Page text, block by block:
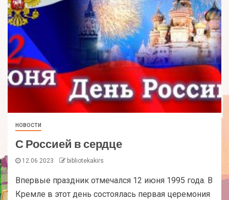
НОВОСТИ
С Россией в сердце
12.06.2023 bibliotekakirs
Впервые праздник отмечался 12 июня 1995 года. В
Кремле в этот день состоялась первая церемония